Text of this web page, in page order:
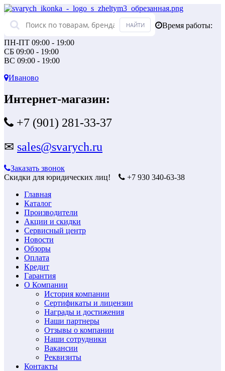
Время работы:
ПН-ПТ 09:00 - 19:00
СБ 09:00 - 19:00
ВС 09:00 - 19:00
Иваново
Интернет-магазин:
+7 (901) 281-33-37
✉ sales@svarych.ru
Заказать звонок
Скидки для юридических лиц!
+7 930 340-63-38
Главная
Каталог
Производители
Акции и скидки
Сервисный центр
Новости
Обзоры
Оплата
Кредит
Гарантия
О Компании
История компании
Сертификаты и лицензии
Награды и достижения
Наши партнеры
Отзывы о компании
Наши сотрудники
Вакансии
Реквизиты
Контакты